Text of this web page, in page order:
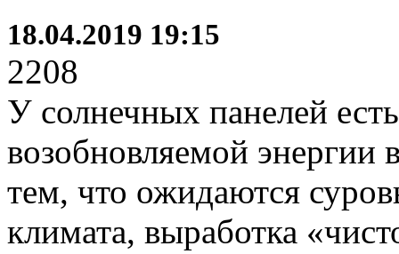
18.04.2019 19:15
2208
У солнечных панелей
возобновляемой энергии
тем, что ожидаются
климата, выработка